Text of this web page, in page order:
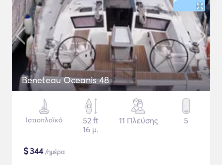
Beneteau Oceanis 48
Ιστιοπλοϊκό
52 ft
16 μ.
11 Πλεύσης 5
$344/ημέρα